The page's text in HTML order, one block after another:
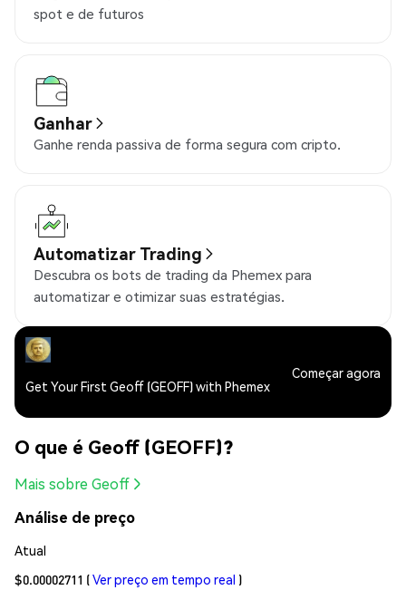
spot e de futuros
Ganhar
Ganhe renda passiva de forma segura com cripto.
Automatizar Trading
Descubra os bots de trading da Phemex para
automatizar e otimizar suas estratégias.
Get Your First Geoff (GEOFF) with Phemex
Começar agora
O que é Geoff (GEOFF)?
Mais sobre Geoff
Análise de preço
Atual
$0.00002711 (Ver preço em tempo real )